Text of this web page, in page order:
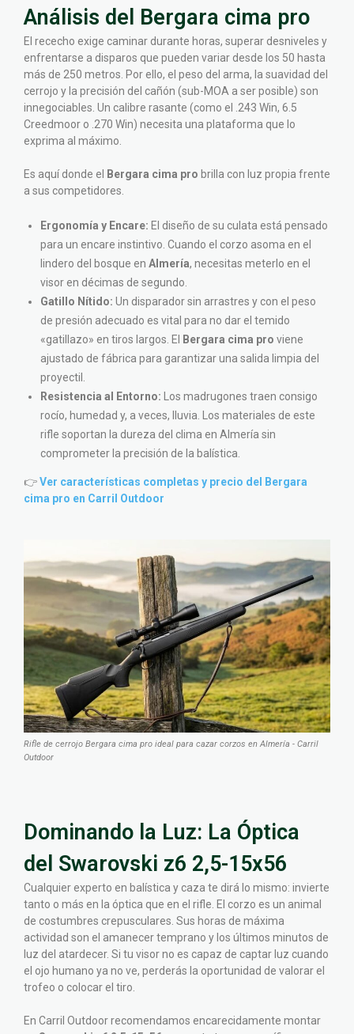
Análisis del Bergara cima pro
El rececho exige caminar durante horas, superar desniveles y
enfrentarse a disparos que pueden variar desde los 50 hasta
más de 250 metros. Por ello, el peso del arma, la suavidad del
cerrojo y la precisión del cañón (sub-MOA a ser posible) son
innegociables. Un calibre rasante (como el .243 Win, 6.5
Creedmoor o .270 Win) necesita una plataforma que lo
exprima al máximo.
Es aquí donde el Bergara cima pro brilla con luz propia frente
a sus competidores.
Ergonomía y Encare: El diseño de su culata está pensado
para un encare instintivo. Cuando el corzo asoma en el
lindero del bosque en Almería, necesitas meterlo en el
visor en décimas de segundo.
Gatillo Nítido: Un disparador sin arrastres y con el peso
de presión adecuado es vital para no dar el temido
«gatillazo» en tiros largos. El
Bergara cima pro viene
ajustado de fábrica para garantizar una salida limpia del
proyectil.
Resistencia al Entorno: Los madrugones traen consigo
rocío, humedad y, a veces, lluvia. Los materiales de este
rifle soportan la dureza del clima en Almería sin
comprometer la precisión de la balística.
👉Ver características completas y precio del Bergara
cima pro en Carril Outdoor
Rifle de cerrojo Bergara cima pro ideal para cazar corzos en Almería - Carril
Outdoor
Dominando la Luz: La Óptica
del Swarovski z6 2,5-15x56
Cualquier experto en balística y caza te dirá lo mismo: invierte
tanto o más en la óptica que en el rifle. El corzo es un animal
de costumbres crepusculares. Sus horas de máxima
actividad son el amanecer temprano y los últimos minutos de
luz del atardecer. Si tu visor no es capaz de captar luz cuando
el ojo humano ya no ve, perderás la oportunidad de valorar el
trofeo o colocar el tiro.
En Carril Outdoor recomendamos encarecidamente montar